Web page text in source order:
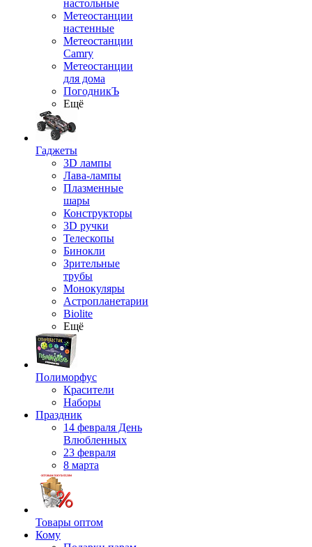
настольные
Метеостанции
настенные
Метеостанции
Camry
Метеостанции
для дома
ПогодникЪ
Ещё
Гаджеты
3D лампы
Лава-лампы
Плазменные
шары
Конструкторы
3D ручки
Телескопы
Бинокли
Зрительные
трубы
Монокуляры
Астропланетарии
Biolite
Ещё
Полиморфус
Красители
Наборы
Праздник
14 февраля День
Влюбленных
23 февраля
8 марта
Товары оптом
Кому